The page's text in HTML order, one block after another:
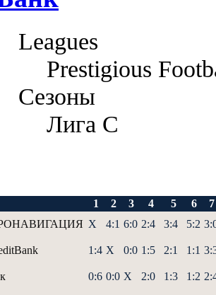
Leagues
Prestigious
Сезоны
Лига С
1 2 3 4 5 6
7
X 4:1 6:0 2:4 3:4 5:2
1:4 X 0:0 1:5 2:1 1:1
0:6 0:0 X 2:0 1:3 1:2